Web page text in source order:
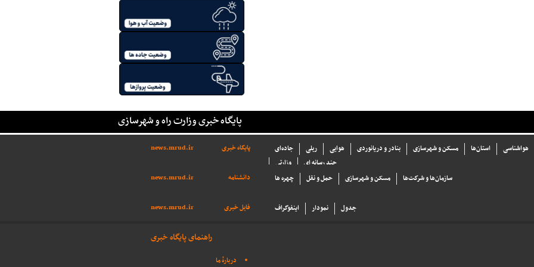
پایگاه خبری وزارت راه و شهرسازی
پایگاه خبری news.mrud.ir جاده‌ای ریلی هوایی بنادر و دریانوردی مسکن و شهرسازی استان‌ها
هواشناسی
وزارتی
چند رسانه ای
دانشنامه
news.mrud.ir چهره ها حمل و نقل مسکن و شهرسازی سازما‌ن‌ها و شركت‌ها
فایل خبری news.mrud.ir اینفوگراف نمودار جدول
راهنمای پایگاه خبری
دربارهٔ ما